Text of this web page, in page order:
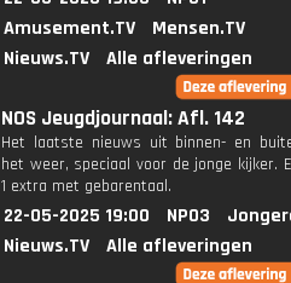
Amusement.TV
Mensen.TV
Nieuws.TV
Alle afleveringen
NOS Jeugdjournaal: Afl. 142
Het laatste nieuws uit binnen- en
het weer, speciaal voor de jonge kijker.
1 extra met gebarentaal.
22-05-2025 19:00 NPO3
Nieuws.TV
Alle afleveringen